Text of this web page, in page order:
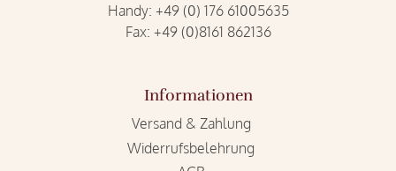
Handy: +49 (0) 176 61005635
Fax: +49 (0)8161 862136
Informationen
Versand & Zahlung
Widerrufsbelehrung